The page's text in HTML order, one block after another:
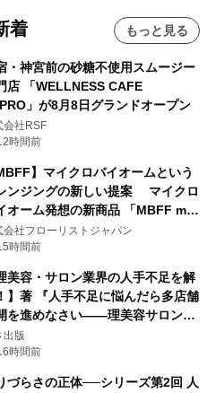
着 もっと見る
・神宮前の砂糖不使用スムージー
店 「WELLNESS CAFE
」が8月8日グランドオープン
会社RSF
時間前
】マイクロバイオームという
ンジングの新しい提案 マイクロ
オーム発想の新商品 「MBFF mb
ンジングPRO」を2026年8月6日
会社フローリストジャパン
時間前
美容・サロン業界の人手不足を解
】著 『人手不足に悩んだら多店舗
を進めなさい――理美容サロン
店舗展開」の教科書』2026年8月
（月）発売
出版
時間前
づらさの正体──シリーズ第2回 人